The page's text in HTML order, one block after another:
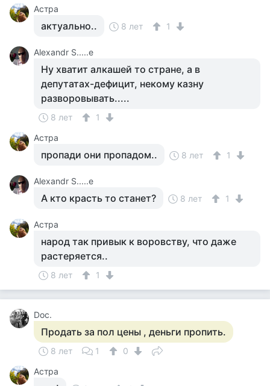
Астра
актуально.. 8 лет 1
Alexandr S.....e
Ну хватит алкашей то стране, а в
депутатах-дефицит, некому казну
разворовывать.....
8 лет
1
Астра
пропади они пропадом.. 8 лет 1
Alexandr S.....e
А кто красть то станет? 8 лет 1
Астра
народ так привык к воровству, что даже
растеряется..
8 лет 1
Doc.
Продать за пол цены , деньги пропить.
8 лет 1
0
Астра